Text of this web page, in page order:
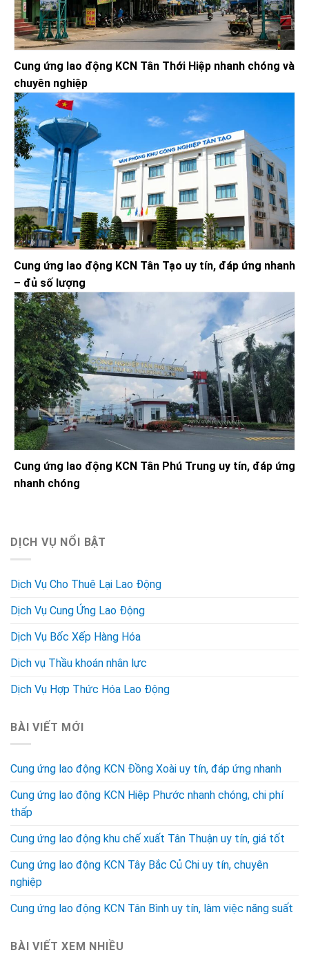
Cung ứng lao động KCN Tân Thới Hiệp nhanh chóng và
chuyên nghiệp
Cung ứng lao động KCN Tân Tạo uy tín, đáp ứng nhanh
– đủ số lượng
Cung ứng lao động KCN Tân Phú Trung uy tín, đáp ứng
nhanh chóng
DỊCH VỤ NỔI BẬT
Dịch Vụ Cho Thuê Lại Lao Động
Dịch Vụ Cung Ứng Lao Động
Dịch Vụ Bốc Xếp Hàng Hóa
Dịch vụ Thầu khoán nhân lực
Dịch Vụ Hợp Thức Hóa Lao Động
BÀI VIẾT MỚI
Cung ứng lao động KCN Đồng Xoài uy tín, đáp ứng nhanh
Cung ứng lao động KCN Hiệp Phước nhanh chóng, chi phí
thấp
Cung ứng lao động khu chế xuất Tân Thuận uy tín, giá tốt
Cung ứng lao động KCN Tây Bắc Củ Chi uy tín, chuyên
nghiệp
Cung ứng lao động KCN Tân Bình uy tín, làm việc năng suất
BÀI VIẾT XEM NHIỀU